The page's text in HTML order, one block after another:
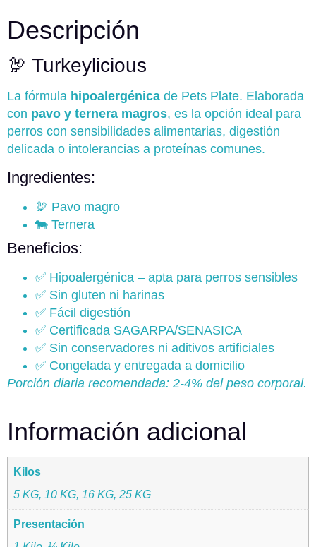
Descripción
🦃 Turkeylicious
La fórmula hipoalergénica de Pets Plate. Elaborada
con pavo y ternera magros, es la opción ideal para
perros con sensibilidades alimentarias, digestión
delicada o intolerancias a proteínas comunes.
Ingredientes:
🦃 Pavo magro
🐄 Ternera
Beneficios:
✅ Hipoalergénica – apta para perros sensibles
✅ Sin gluten ni harinas
✅ Fácil digestión
✅ Certificada SAGARPA/SENASICA
✅ Sin conservadores ni aditivos artificiales
✅ Congelada y entregada a domicilio
Porción diaria recomendada: 2-4% del peso corporal.
Información adicional
Kilos
5 KG, 10 KG, 16 KG, 25 KG
Presentación